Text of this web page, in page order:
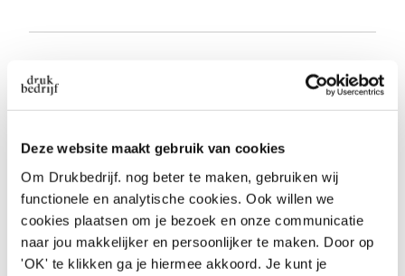
Deze website maakt gebruik van cookies
Om Drukbedrijf. nog beter te maken, gebruiken wij
functionele en analytische cookies. Ook willen we
cookies plaatsen om je bezoek en onze communicatie
naar jou makkelijker en persoonlijker te maken. Door op
'OK' te klikken ga je hiermee akkoord. Je kunt je
8
Snel geleverd en goede kwaliteit
Zoals altijd weer bij Drukbedrijf goed geregeld
Aanbeveling
Datum
06-08-2026
Door
Dinesh van der Ven, Almere